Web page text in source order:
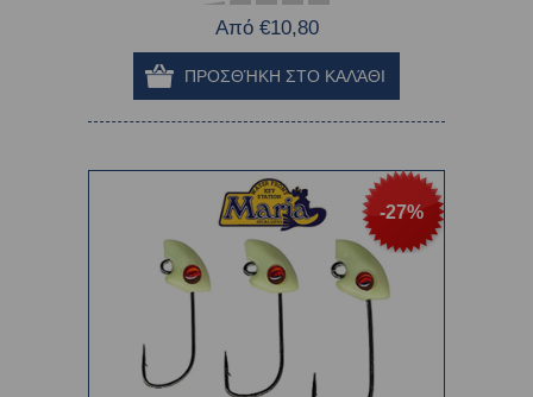
Από €10,80
-27%